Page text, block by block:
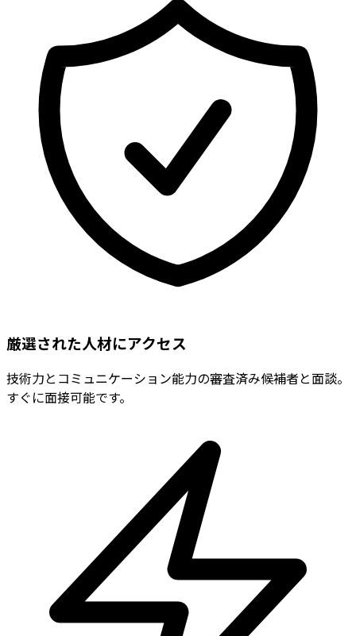
厳選された人材にアクセス
技術力とコミュニケーション能力の審査済み候補者と面談。
すぐに面接可能です。